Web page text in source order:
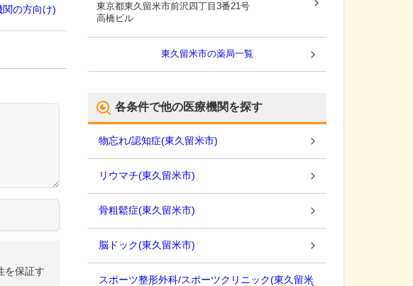
の方向け)
を保証す
東京都東久留米市前沢四丁目3番21号
高橋ビル
東久留米市の薬局一覧
各条件で他の医療機関を探す
物忘れ/認知症(東久留米市)
リウマチ(東久留米市)
骨粗鬆症(東久留米市)
脳ドック(東久留米市)
スポーツ整形外科/スポーツクリニック(東久留米